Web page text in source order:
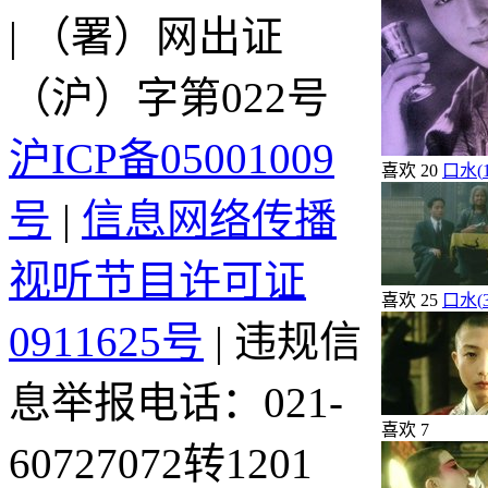
喜欢 20 口水(
喜欢 25 口水(
喜欢 7
| （署）网出证
（沪）字第022号
沪ICP备05001009
号 | 信息网络传播
视听节目许可证
0911625号 | 违规信
息举报电话：021-
60727072转1201